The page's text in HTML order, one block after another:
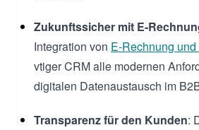
Zukunftssicher mit E-
Integration von E-Rechnung
vtiger CRM alle modernen
digitalen Datenaustausch im
Transparenz für den Kunden: